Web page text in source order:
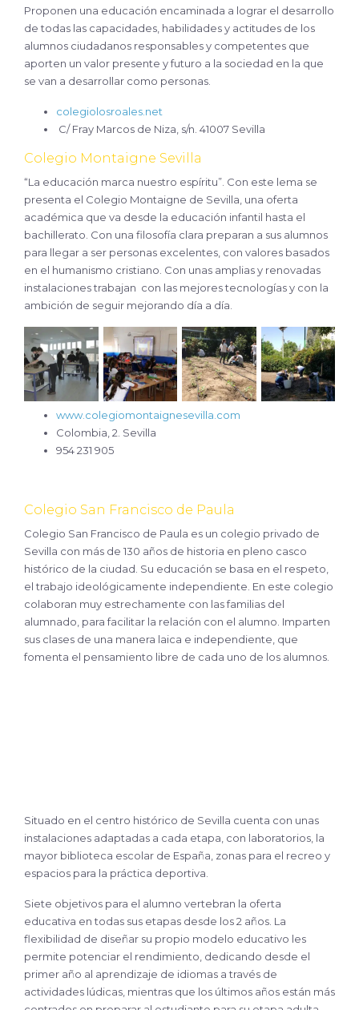
Proponen una educación encaminada a lograr el desarrollo
de todas las capacidades, habilidades y actitudes de los
alumnos ciudadanos responsables y competentes que
aporten un valor presente y futuro a la sociedad en la que
se van a desarrollar como personas.
colegiolosroales.net
C/ Fray Marcos de Niza, s/n. 41007 Sevilla
Colegio Montaigne Sevilla
“La educación marca nuestro espíritu”. Con este lema se
presenta el Colegio Montaigne de Sevilla, una oferta
académica que va desde la educación infantil hasta el
bachillerato. Con una filosofía clara preparan a sus alumnos
para llegar a ser personas excelentes, con valores basados
en el humanismo cristiano. Con unas amplias y renovadas
instalaciones trabajan con las mejores tecnologías y con la
ambición de seguir mejorando día a día.
www.colegiomontaignesevilla.com
Colombia, 2. Sevilla
954 231 905
Colegio San Francisco de Paula
Colegio San Francisco de Paula es un colegio privado de
Sevilla con más de 130 años de historia en pleno casco
histórico de la ciudad. Su educación se basa en el respeto,
el trabajo ideológicamente independiente. En este colegio
colaboran muy estrechamente con las familias del
alumnado, para facilitar la relación con el alumno. Imparten
sus clases de una manera laica e independiente, que
fomenta el pensamiento libre de cada uno de los alumnos.
Situado en el centro histórico de Sevilla cuenta con unas
instalaciones adaptadas a cada etapa, con laboratorios, la
mayor biblioteca escolar de España, zonas para el recreo y
espacios para la práctica deportiva.
Siete objetivos para el alumno vertebran la oferta
educativa en todas sus etapas desde los 2 años. La
flexibilidad de diseñar su propio modelo educativo les
permite potenciar el rendimiento, dedicando desde el
primer año al aprendizaje de idiomas a través de
actividades lúdicas, mientras que los últimos años están más